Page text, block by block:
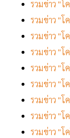
รวมข่าว "
รวมข่าว "
รวมข่าว "
รวมข่าว "
รวมข่าว "
รวมข่าว "
รวมข่าว "
รวมข่าว "
รวมข่าว "